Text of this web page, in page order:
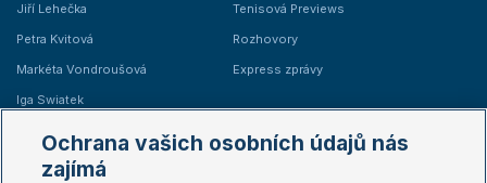
Jiří Lehečka
Petra Kvitová
Markéta Vondroušová
Iga Swiatek
Tenisová Previews
Rozhovory
Express zprávy
Žebříčky
Ochrana vašich osobních údajů nás
zajímá